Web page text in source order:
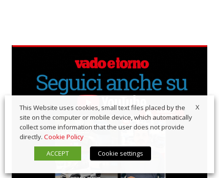
X
This Website uses cookies, small text files placed by the
site on the computer or mobile device, which automatically
collect some information that the user does not provide
directly. Cookie Policy
ACCEPT
Cookie settings